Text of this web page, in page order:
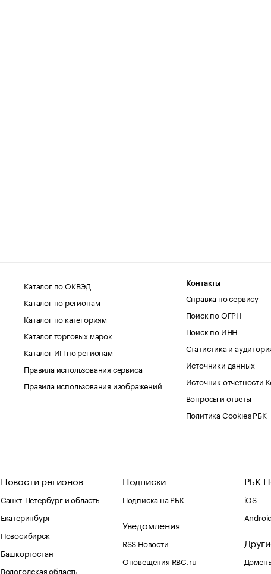
Каталог по ОКВЭД
Каталог по регионам
Каталог по категориям
Каталог торговых марок
Каталог ИП по регионам
Правила использования сервиса
Правила использования изображений
Контакты
Справка по сервису
Поиск по ОГРН
Поиск по ИНН
Статистика и
Источники данных
Источник отчетности
Вопросы и ответы
Политика Cookies РБК
Новости регионов
Санкт-Петербург и область
Екатеринбург
Новосибирск
Башкортостан
Вологодская область
Подписки
Подписка на РБК
Уведомления
RSS Новости
Оповещения RBC.ru
РБК
iOS